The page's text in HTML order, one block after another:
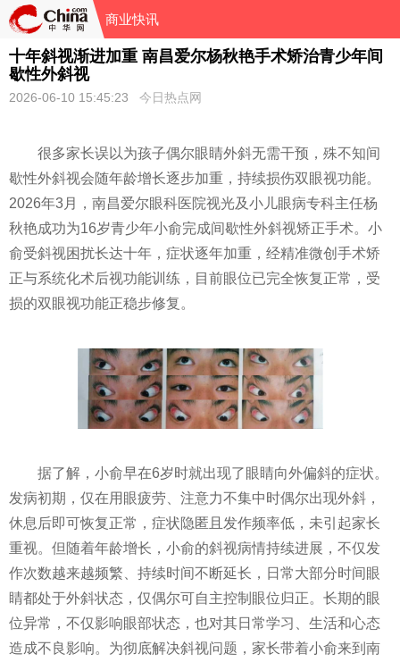
商业快讯
十年斜视渐进加重 南昌爱尔杨秋艳手术矫治青少年间
歇性外斜视
2026-06-10 15:45:23 今日热点网
很多家长误以为孩子偶尔眼睛外斜无需干预，殊不知间
歇性外斜视会随年龄增长逐步加重，持续损伤双眼视功能。
2026年3月，南昌爱尔眼科医院视光及小儿眼病专科主任杨
秋艳成功为16岁青少年小俞完成间歇性外斜视矫正手术。小
俞受斜视困扰长达十年，症状逐年加重，经精准微创手术矫
正与系统化术后视功能训练，目前眼位已完全恢复正常，受
损的双眼视功能正稳步修复。
据了解，小俞早在6岁时就出现了眼睛向外偏斜的症状。
发病初期，仅在用眼疲劳、注意力不集中时偶尔出现外斜，
休息后即可恢复正常，症状隐匿且发作频率低，未引起家长
重视。但随着年龄增长，小俞的斜视病情持续进展，不仅发
作次数越来越频繁、持续时间不断延长，日常大部分时间眼
睛都处于外斜状态，仅偶尔可自主控制眼位归正。长期的眼
位异常，不仅影响眼部状态，也对其日常学习、生活和心态
造成不良影响。为彻底解决斜视问题，家长带着小俞来到南